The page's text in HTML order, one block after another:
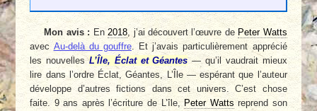
Mon avis : En2018, j’ai découvert l’œuvre de Peter Watts
avecAu-delà du gouffre. Et j’avais particulièrement apprécié
les nouvellesL’Île, Éclat et Géantes— qu’il vaudrait mieux
lire dans l’ordre Éclat, Géantes, L’Île — espérant que l’auteur
développe d’autres fictions dans cet univers. C’est chose
faite. 9 ans après l’écriture de L’île,Peter Wattsreprend son